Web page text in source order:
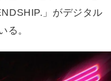
」がデジタル
る。